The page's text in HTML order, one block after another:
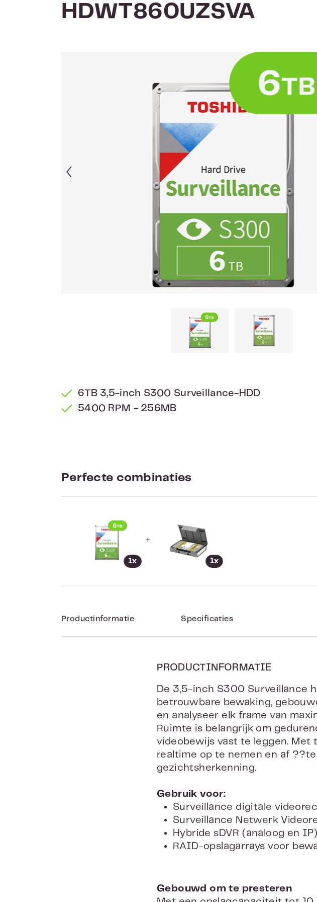
HDWT860UZSVA
6TB 3,5-inch S300 Surveillance-HDD
5400 RPM - 256MB
Perfecte combinaties
+
1x 1x
Productinformatie Specificaties
PRODUCTINFORMATIE
De 3,5-inch S300 Surveillance
betrouwbare bewaking,
en analyseer elk frame van
Ruimte is belangrijk om
videobewijs vast te leggen.
realtime op te nemen en af
gezichtsherkenning.
Gebruik voor:
Surveillance digitale
Surveillance Netwerk
Hybride sDVR (analoog en IP)
RAID-opslagarrays voor
Gebouwd om te presteren